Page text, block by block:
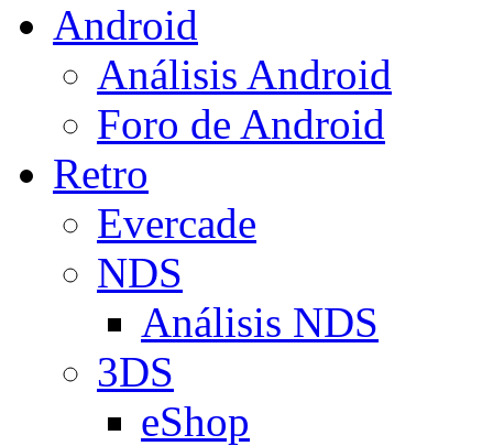
Android
Análisis Android
Foro de Android
Retro
Evercade
NDS
Análisis NDS
3DS
eShop